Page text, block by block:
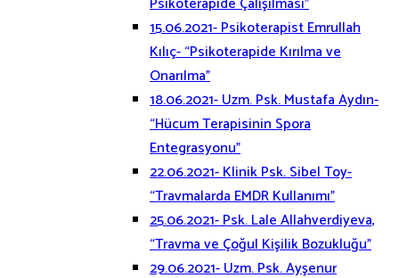
15.06.2021- Psikoterapist Emrullah
Kılıç- “Psikoterapide Kırılma ve
Onarılma”
18.06.2021- Uzm. Psk. Mustafa Aydın-
“Hücum Terapisinin Spora
Entegrasyonu”
22.06.2021- Klinik Psk. Sibel Toy-
“Travmalarda EMDR Kullanımı”
25.06.2021- Psk. Lale Allahverdiyeva,
“Travma ve Çoğul Kişilik Bozukluğu”
29.06.2021- Uzm. Psk. Ayşenur